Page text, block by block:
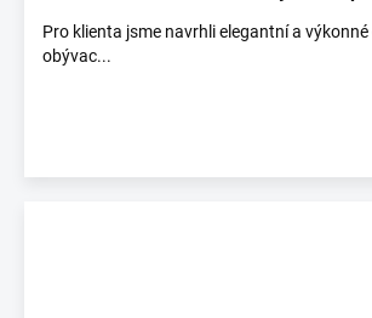
Pro klienta jsme navrhli elegantní a
obývac...